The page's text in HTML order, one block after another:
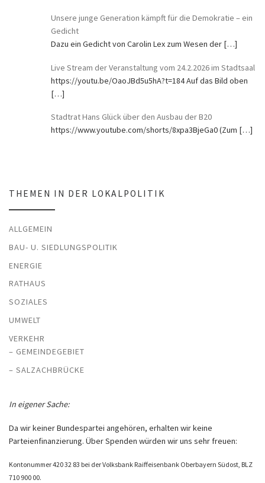
Unsere junge Generation kämpft für die Demokratie – ein
Gedicht
Dazu ein Gedicht von Carolin Lex zum Wesen der […]
Live Stream der Veranstaltung vom 24.2.2026 im Stadtsaal
https://youtu.be/OaoJBd5u5hA?t=184 Auf das Bild oben
[…]
Stadtrat Hans Glück über den Ausbau der B20
https://www.youtube.com/shorts/8xpa3BjeGa0 (Zum […]
THEMEN IN DER LOKALPOLITIK
ALLGEMEIN
BAU- U. SIEDLUNGSPOLITIK
ENERGIE
RATHAUS
SOZIALES
UMWELT
VERKEHR
– GEMEINDEGEBIET
– SALZACHBRÜCKE
In eigener Sache:
Da wir keiner Bundespartei angehören, erhalten wir keine
Parteienfinanzierung. Über Spenden würden wir uns sehr freuen:
Kontonummer 420 32 83 bei der Volksbank Raiffeisenbank Oberbayern Südost, BLZ
710 900 00.